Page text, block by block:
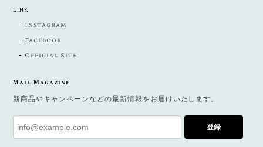
LINK
Instagram
Facebook
Official Site
Mail Magazine
新商品やキャンペーンなどの最新情報をお届けいたします。
登録